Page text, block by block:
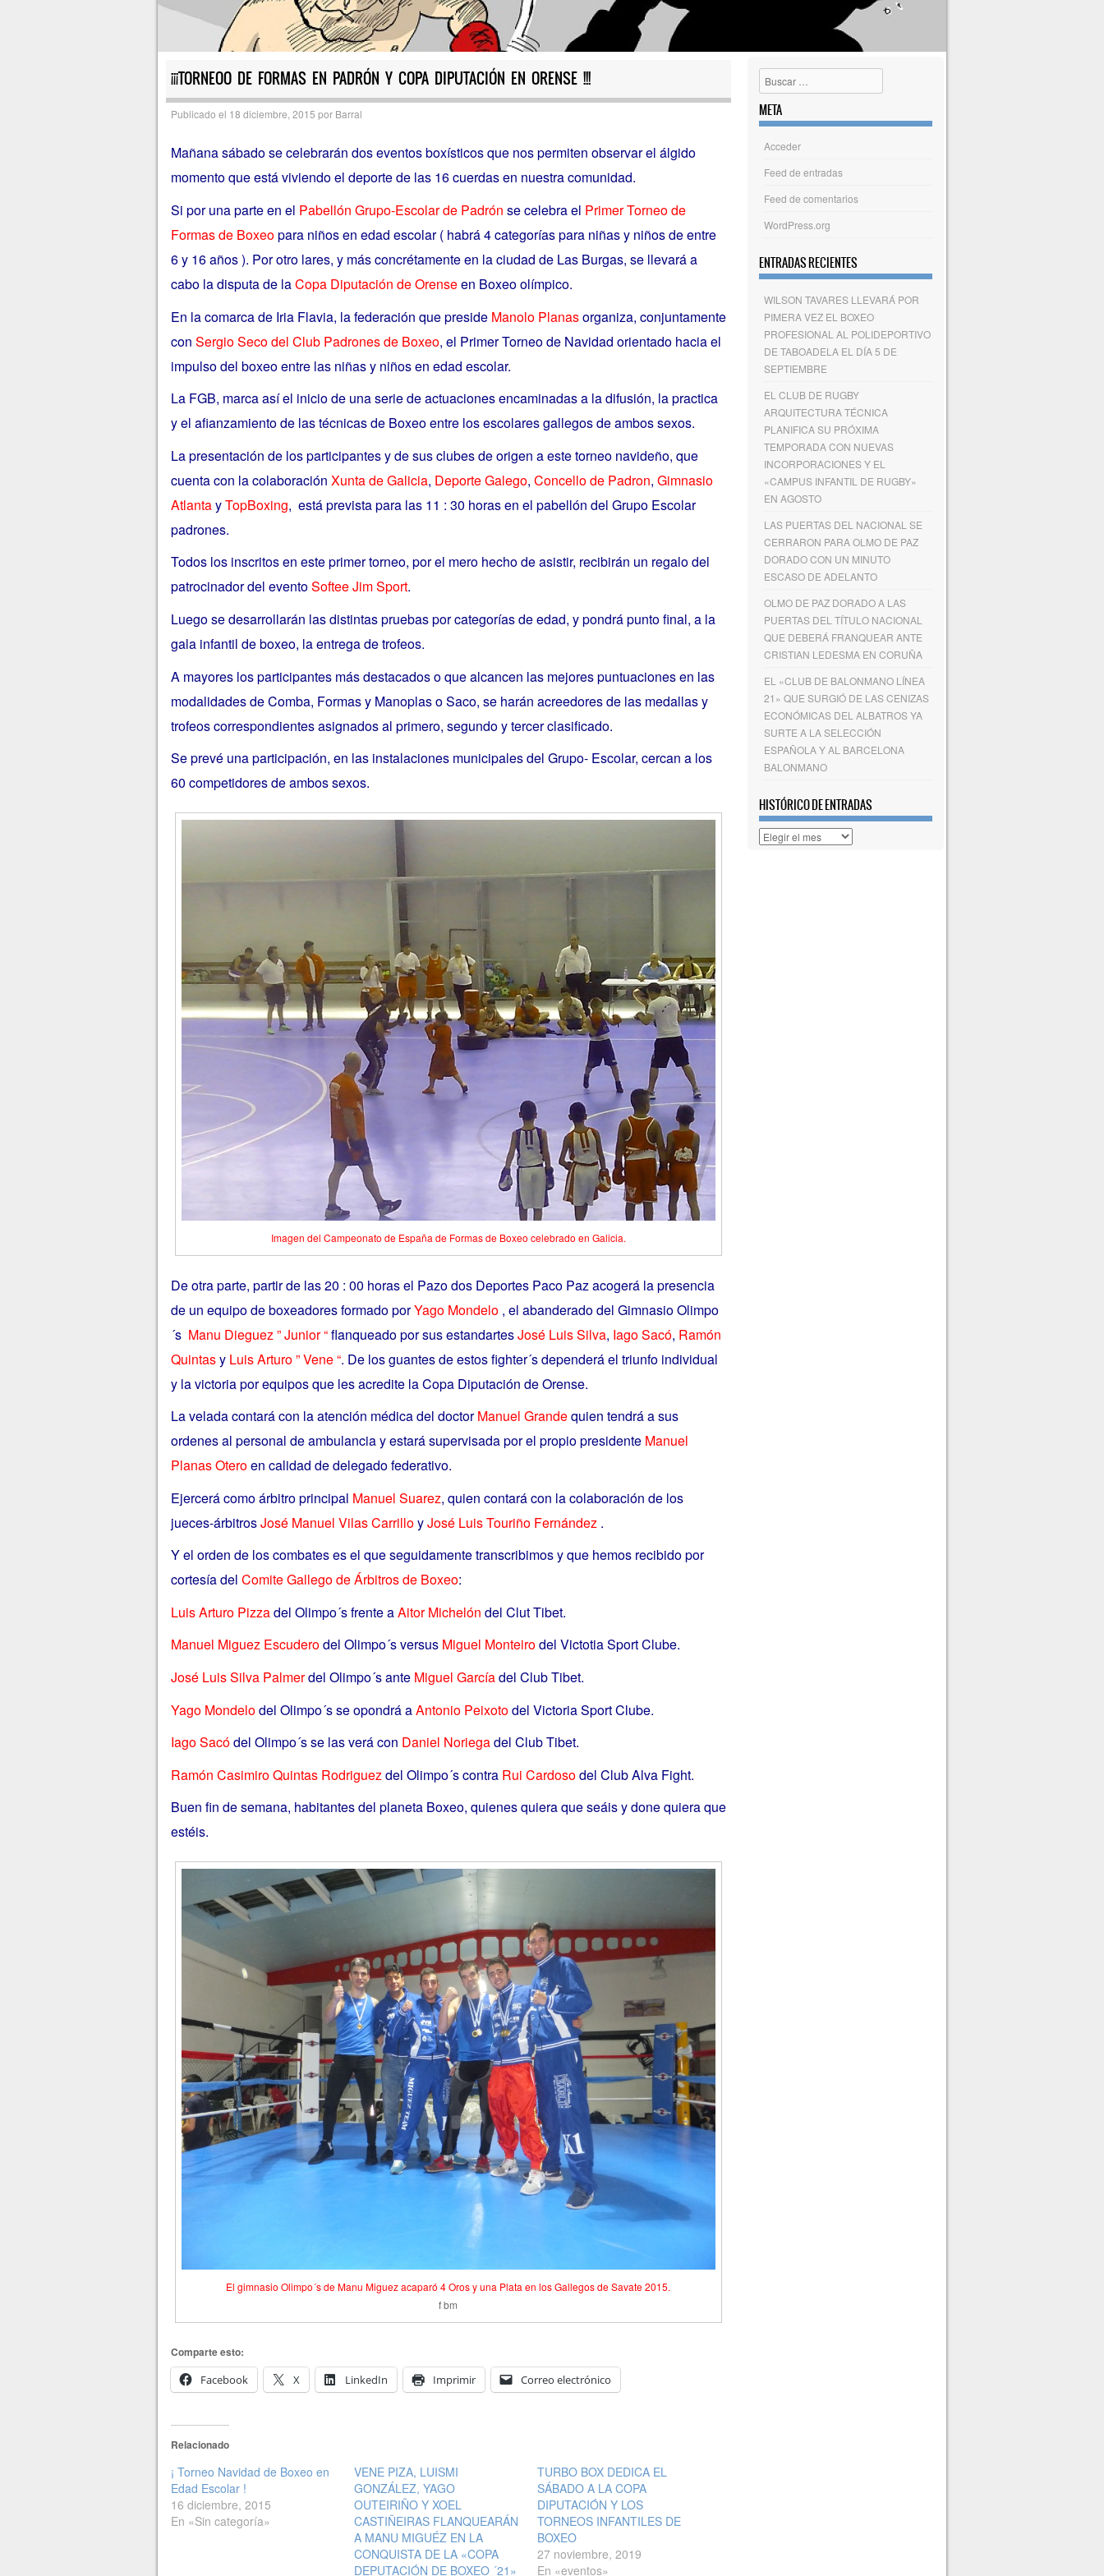
¡¡¡TORNEOO DE FORMAS EN PADRÓN Y COPA DIPUTACIÓN EN ORENSE !!!
Publicado el 18 diciembre, 2015 por Barral
Mañana sábado se celebrarán dos eventos boxísticos que nos permiten observar el álgido
momento que está viviendo el deporte de las 16 cuerdas en nuestra comunidad.
Si por una parte en el Pabellón Grupo-Escolar de Padrón se celebra el Primer Torneo de
Formas de Boxeopara niños en edad escolar ( habrá 4 categorías para niñas y niños de entre
6 y 16 años ). Por otro lares, y más concrétamente en la ciudad de Las Burgas, se llevará a
cabo la disputa de laCopa Diputación de Orenseen Boxeo olímpico.
En la comarca de Iria Flavia, la federación que presideManolo Planasorganiza, conjuntamente
con Sergio Seco del Club Padrones de Boxeo, el Primer Torneo de Navidad orientado hacia el
impulso del boxeo entre las niñas y niños en edad escolar.
La FGB, marca así el inicio de una serie de actuaciones encaminadas a la difusión, la practica
y el afianzamiento de las técnicas de Boxeo entre los escolares gallegos de ambos sexos.
La presentación de los participantes y de sus clubes de origen a este torneo navideño, que
cuenta con la colaboración Xunta de Galicia, Deporte Galego, Concello de Padron, Gimnasio
AtlantayTopBoxing, está prevista para las 11 : 30 horas en el pabellón del Grupo Escolar
padrones.
Todos los inscritos en este primer torneo, por el mero hecho de asistir, recibirán un regalo del
patrocinador del eventoSoftee Jim Sport.
Luego se desarrollarán las distintas pruebas por categorías de edad, y pondrá punto final, a la
gala infantil de boxeo, la entrega de trofeos.
A mayores los participantes más destacados o que alcancen las mejores puntuaciones en las
modalidades de Comba, Formas y Manoplas o Saco, se harán acreedores de las medallas y
trofeos correspondientes asignados al primero, segundo y tercer clasificado.
Se prevé una participación, en las instalaciones municipales del Grupo- Escolar, cercan a los
60 competidores de ambos sexos.
Imagen del Campeonato de España de Formas de Boxeo celebrado en Galicia.
De otra parte, partir de las 20 : 00 horas el Pazo dos Deportes Paco Paz acogerá la presencia
de un equipo de boxeadores formado porYago Mondelo, el abanderado del Gimnasio Olimpo
´s Manu Dieguez ” Junior “flanqueado por sus estandartesJosé Luis Silva, Iago Sacó, Ramón
Quintasy Luis Arturo ” Vene “. De los guantes de estos fighter´s dependerá el triunfo individual
y la victoria por equipos que les acredite la Copa Diputación de Orense.
La velada contará con la atención médica del doctorManuel Grandequien tendrá a sus
ordenes al personal de ambulancia y estará supervisada por el propio presidente Manuel
Planas Oteroen calidad de delegado federativo.
Ejercerá como árbitro principal Manuel Suarez, quien contará con la colaboración de los
jueces-árbitrosJosé Manuel Vilas CarrilloyJosé Luis Touriño Fernández.
Y el orden de los combates es el que seguidamente transcribimos y que hemos recibido por
cortesía del Comite Gallego de Árbitros de Boxeo:
Luis Arturo Pizzadel Olimpo´s frente aAitor Michelón del Clut Tibet.
Manuel Miguez Escuderodel Olimpo´s versusMiguel Monteirodel Victotia Sport Clube.
José Luis Silva Palmerdel Olimpo´s ante Miguel Garcíadel Club Tibet.
Yago Mondelodel Olimpo´s se opondrá aAntonio Peixotodel Victoria Sport Clube.
Iago Sacódel Olimpo´s se las verá con Daniel Noriegadel Club Tibet.
Ramón Casimiro Quintas Rodriguezdel Olimpo´s contra Rui Cardosodel Club Alva Fight.
Buen fin de semana, habitantes del planeta Boxeo, quienes quiera que seáis y done quiera que
estéis.
El gimnasio Olimpo´s de Manu Miguez acaparó 4 Oros y una Plata en los Gallegos de Savate 2015.
f bm
Comparte esto:
Facebook
X LinkedIn Imprimir Correo electrónico
Relacionado
¡ Torneo Navidad de Boxeo en
Edad Escolar !
16 diciembre, 2015
En «Sin categoría»
VENE PIZA, LUISMI
GONZÁLEZ, YAGO
OUTEIRIÑO Y XOEL
CASTIÑEIRAS FLANQUEARÁN
A MANU MIGUÉZ EN LA
CONQUISTA DE LA «COPA
DEPUTACIÓN DE BOXEO ´21»
TURBO BOX DEDICA EL
SÁBADO A LA COPA
DIPUTACIÓN Y LOS
TORNEOS INFANTILES DE
BOXEO
27 noviembre, 2019
En «eventos»
Buscar
META
Acceder
Feed de entradas
Feed de comentarios
WordPress.org
ENTRADAS RECIENTES
WILSON TAVARES LLEVARÁ POR
PIMERA VEZ EL BOXEO
PROFESIONAL AL POLIDEPORTIVO
DE TABOADELA EL DÍA 5 DE
SEPTIEMBRE
EL CLUB DE RUGBY
ARQUITECTURA TÉCNICA
PLANIFICA SU PRÓXIMA
TEMPORADA CON NUEVAS
INCORPORACIONES Y EL
«CAMPUS INFANTIL DE RUGBY»
EN AGOSTO
LAS PUERTAS DEL NACIONAL SE
CERRARON PARA OLMO DE PAZ
DORADO CON UN MINUTO
ESCASO DE ADELANTO
OLMO DE PAZ DORADO A LAS
PUERTAS DEL TÍTULO NACIONAL
QUE DEBERÁ FRANQUEAR ANTE
CRISTIAN LEDESMA EN CORUÑA
EL «CLUB DE BALONMANO LÍNEA
21» QUE SURGIÓ DE LAS CENIZAS
ECONÓMICAS DEL ALBATROS YA
SURTE A LA SELECCIÓN
ESPAÑOLA Y AL BARCELONA
BALONMANO
HISTÓRICO DE ENTRADAS
Histórico